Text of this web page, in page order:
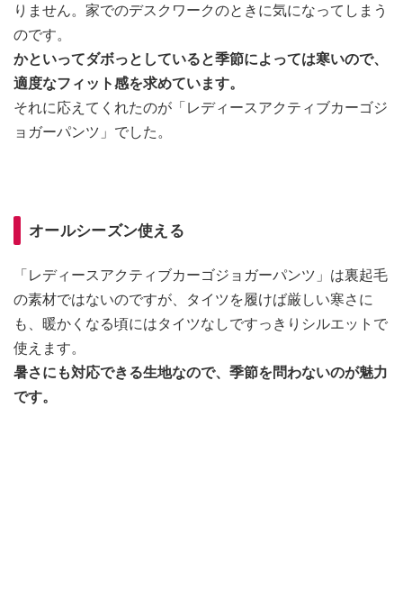
りません。家でのデスクワークのときに気になってしまう
のです。
かといってダボっとしていると季節によっては寒いので、
適度なフィット感を求めています。
それに応えてくれたのが「レディースアクティブカーゴジ
ョガーパンツ」でした。
オールシーズン使える
「レディースアクティブカーゴジョガーパンツ」は裏起毛
の素材ではないのですが、タイツを履けば厳しい寒さに
も、暖かくなる頃にはタイツなしですっきりシルエットで
使えます。
暑さにも対応できる生地なので、季節を問わないのが魅力
です。